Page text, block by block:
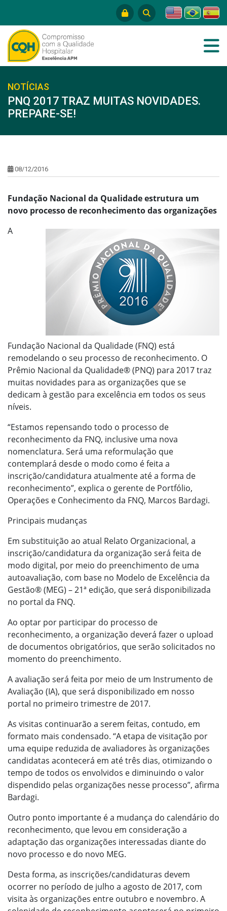
NOTÍCIAS
PNQ 2017 TRAZ MUITAS NOVIDADES.
PREPARE-SE!
08/12/2016
Fundação Nacional da Qualidade estrutura um
novo processo de reconhecimento das organizações
A
Fundação Nacional da Qualidade (FNQ) está
remodelando o seu processo de reconhecimento. O
Prêmio Nacional da Qualidade® (PNQ) para 2017 traz
muitas novidades para as organizações que se
dedicam à gestão para excelência em todos os seus
níveis.
“Estamos repensando todo o processo de
reconhecimento da FNQ, inclusive uma nova
nomenclatura. Será uma reformulação que
contemplará desde o modo como é feita a
inscrição/candidatura atualmente até a forma de
reconhecimento”, explica o gerente de Portfólio,
Operações e Conhecimento da FNQ, Marcos Bardagi.
Principais mudanças
Em substituição ao atual Relato Organizacional, a
inscrição/candidatura da organização será feita de
modo digital, por meio do preenchimento de uma
autoavaliação, com base no Modelo de Excelência da
Gestão® (MEG) – 21ª edição, que será disponibilizada
no portal da FNQ.
Ao optar por participar do processo de
reconhecimento, a organização deverá fazer o upload
de documentos obrigatórios, que serão solicitados no
momento do preenchimento.
A avaliação será feita por meio de um Instrumento de
Avaliação (IA), que será disponibilizado em nosso
portal no primeiro trimestre de 2017.
As visitas continuarão a serem feitas, contudo, em
formato mais condensado. “A etapa de visitação por
uma equipe reduzida de avaliadores às organizações
candidatas acontecerá em até três dias, otimizando o
tempo de todos os envolvidos e diminuindo o valor
dispendido pelas organizações nesse processo”, afirma
Bardagi.
Outro ponto importante é a mudança do calendário do
reconhecimento, que levou em consideração a
adaptação das organizações interessadas diante do
novo processo e do novo MEG.
Desta forma, as inscrições/candidaturas devem
ocorrer no período de julho a agosto de 2017, com
visita às organizações entre outubro e novembro. A